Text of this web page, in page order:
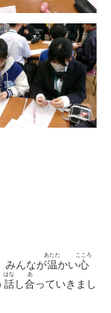
みんなが温
あたた
かい心
こころ
話
はな
し合
あ
っていきまし